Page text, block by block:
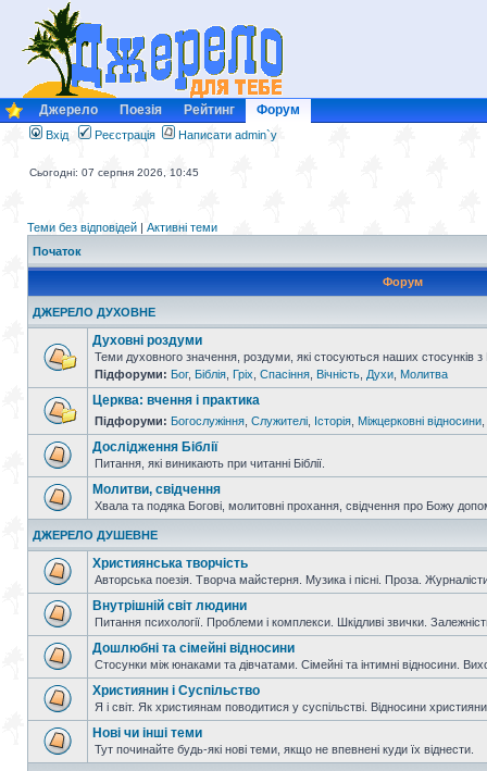
Джерело Поезія Рейтинг Форум
Вхід Реєстрація Написати admin`у
Сьогодні: 07 серпня 2026, 10:45
Теми без відповідей | Активні теми
Початок
Форум
ДЖЕРЕЛО ДУХОВНЕ
Духовні роздуми
Теми духовного значення, роздуми, які стосуються наших стосунків з
Підфоруми: Бог, Біблія Гріх Спасіння Вічність Духи Молитва
Церква: вчення і практика
Підфоруми: Богослужіння Служителі Історія Міжцерковні відносини
Дослідження Біблії
Питання, які виникають при читанні Біблії.
Молитви, свідчення
Хвала та подяка Богові, молитовні прохання, свідчення про Божу
ДЖЕРЕЛО ДУШЕВНЕ
Християнська творчість
Авторська поезія. Творча майстерня. Музика і пісні. Проза.
Внутрішній світ людини
Питання психології. Проблеми і комплекси. Шкідливі звички.
Дошлюбні та сімейні відносини
Стосунки між юнаками та дівчатами. Сімейні та інтимні відносини.
Християнин і Суспільство
Я і світ. Як християнам поводитися у суспільстві. Відносини
Нові чи інші теми
Тут починайте будь-які нові теми, якщо не впевнені куди їх віднести.